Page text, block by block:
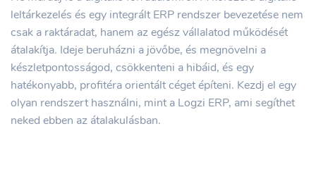
leltárkezelés és egy integrált ERP rendszer bevezetése nem
csak a raktáradat, hanem az egész vállalatod működését
átalakítja. Ideje beruházni a jövőbe, és megnövelni a
készletpontosságod, csökkenteni a hibáid, és egy
hatékonyabb, profitéra orientált céget építeni. Kezdj el egy
olyan rendszert használni, mint a Logzi ERP, ami segíthet
neked ebben az átalakulásban.